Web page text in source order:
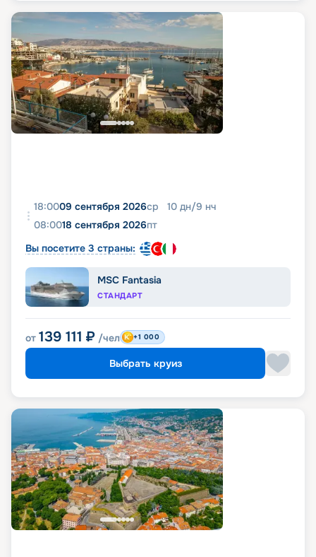
18:0009 сентября 2026ср 10 дн/9 нч
08:0018 сентября 2026пт
Вы посетите 3 страны:
MSC Fantasia
СТАНДАРТ
от 139 111 ₽ /чел +1 000
Выбрать круиз